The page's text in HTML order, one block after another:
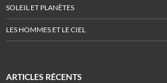
SOLEIL ET PLANÈTES
LES HOMMES ET LE CIEL
ARTICLES RÉCENTS